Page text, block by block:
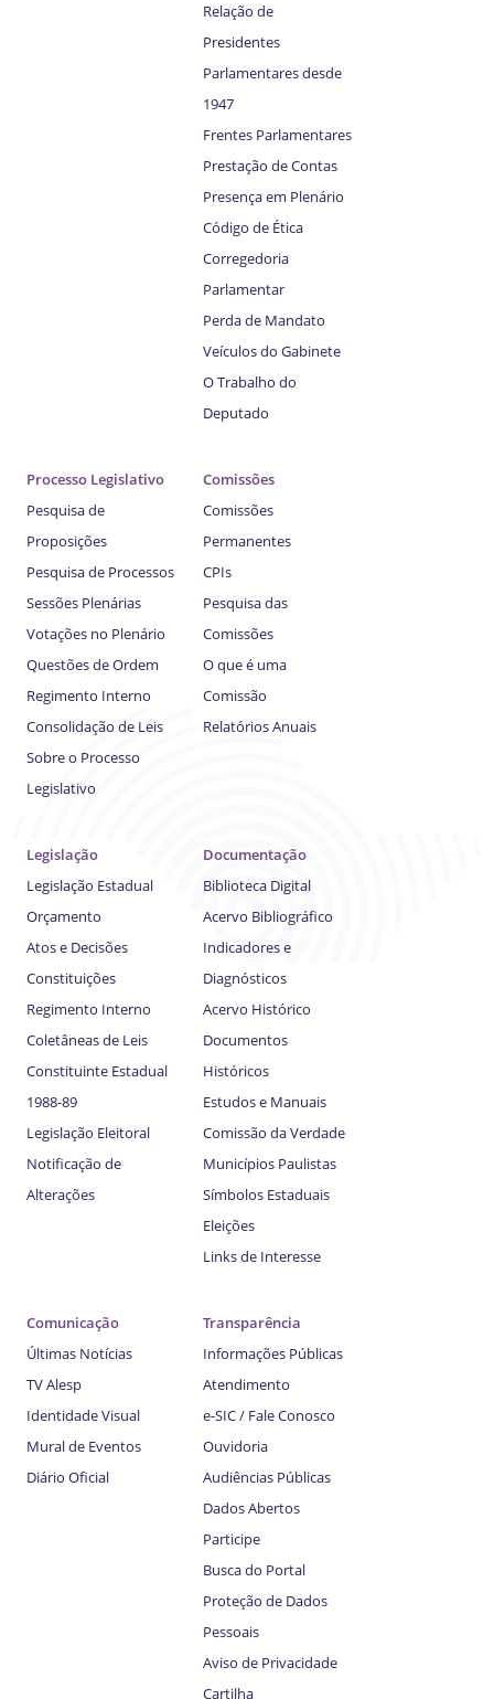
Relação de
Presidentes
Parlamentares desde
1947
Frentes Parlamentares
Prestação de Contas
Presença em Plenário
Código de Ética
Corregedoria
Parlamentar
Perda de Mandato
Veículos do Gabinete
O Trabalho do
Deputado
Processo Legislativo
Pesquisa de
Proposições
Pesquisa de Processos
Sessões Plenárias
Votações no Plenário
Questões de Ordem
Regimento Interno
Consolidação de Leis
Sobre o Processo
Legislativo
Comissões
Comissões
Permanentes
CPIs
Pesquisa das
Comissões
O que é uma
Comissão
Relatórios Anuais
Legislação
Legislação Estadual
Orçamento
Atos e Decisões
Constituições
Regimento Interno
Coletâneas de Leis
Constituinte Estadual
1988-89
Legislação Eleitoral
Notificação de
Alterações
Documentação
Biblioteca Digital
Acervo Bibliográfico
Indicadores e
Diagnósticos
Acervo Histórico
Documentos
Históricos
Estudos e Manuais
Comissão da Verdade
Municípios Paulistas
Símbolos Estaduais
Eleições
Links de Interesse
Comunicação
Últimas Notícias
TV Alesp
Identidade Visual
Mural de Eventos
Diário Oficial
Transparência
Informações Públicas
Atendimento
e-SIC / Fale Conosco
Ouvidoria
Audiências Públicas
Dados Abertos
Participe
Busca do Portal
Proteção de Dados
Pessoais
Aviso de Privacidade
Cartilha